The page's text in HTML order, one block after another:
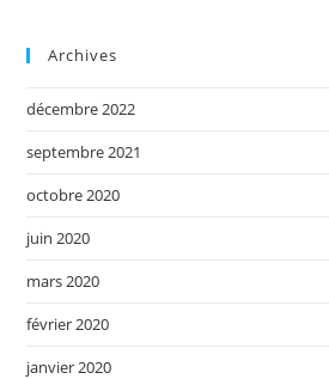
Archives
décembre 2022
septembre 2021
octobre 2020
juin 2020
mars 2020
février 2020
janvier 2020